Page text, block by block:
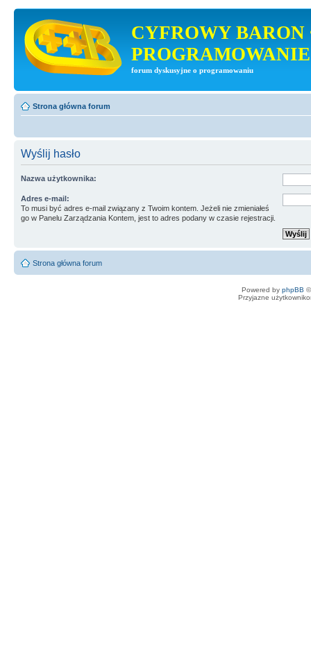
CYFROWY BARON
PROGRAMOWANIE
forum dyskusyjne o programowaniu
Strona główna forum
Wyślij hasło
Nazwa użytkownika:
Adres e-mail:
To musi być adres e-mail związany z Twoim kontem. Jeżeli nie zmieniałeś
go w Panelu Zarządzania Kontem, jest to adres podany w czasie rejestracji.
Strona główna forum
Powered by phpBB
Przyjazne